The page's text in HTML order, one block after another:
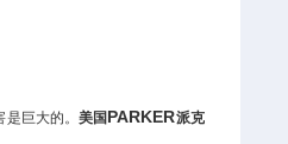
是巨大的。美国 PARKER派克